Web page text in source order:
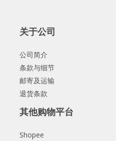
关于公司
公司简介
条款与细节
邮寄及运输
退货条款
其他购物平台
Shopee